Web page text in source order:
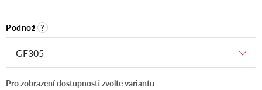
Podnož ?